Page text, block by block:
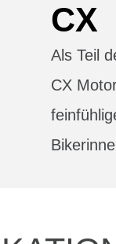
CX
Als Teil
CX